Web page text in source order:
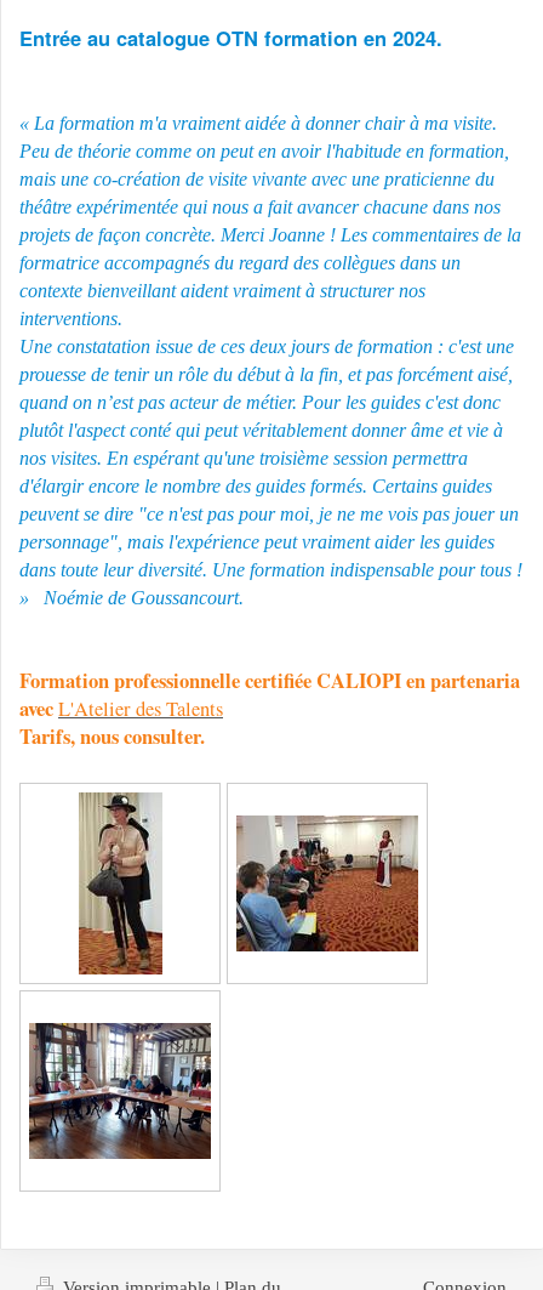
Entrée au catalogue OTN formation en 2024.
« La formation m'a vraiment aidée à donner chair à ma visite.
Peu de théorie comme on peut en avoir l'habitude en formation,
mais une co-création de visite vivante avec une praticienne du
théâtre expérimentée qui nous a fait avancer chacune dans nos
projets de façon concrète. Merci Joanne ! Les commentaires de la
formatrice accompagnés du regard des collègues dans un
contexte bienveillant aident vraiment à structurer nos
interventions.
Une constatation issue de ces deux jours de formation : c'est une
prouesse de tenir un rôle du début à la fin, et pas forcément aisé,
quand on n’est pas acteur de métier. Pour les guides c'est donc
plutôt l'aspect conté qui peut véritablement donner âme et vie à
nos visites. En espérant qu'une troisième session permettra
d'élargir encore le nombre des guides formés. Certains guides
peuvent se dire "ce n'est pas pour moi, je ne me vois pas jouer un
personnage", mais l'expérience peut vraiment aider les guides
dans toute leur diversité. Une formation indispensable pour tous !
» Noémie de Goussancourt.
Formation professionnelle certifiée CALIOPI en partenaria
avecL'Atelier des Talents
Tarifs, nous consulter.